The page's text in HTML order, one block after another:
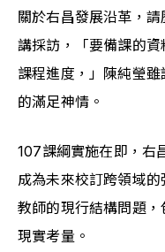
關於右昌發展沿革，
講採訪，「要備課的
課程進度，」陳純瑩
的滿足神情。
107課綱實施在即，右
成為未來校訂跨領域
教師的現行結構問題
現實考量。